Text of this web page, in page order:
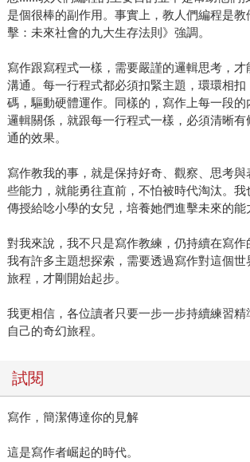
是個很棒的副作用。事實上，教人們編程是教
擊：未來社會的九大生存法則》強調。
寫作跟寫程式一樣，需要嚴謹的邏輯思考，才
溝通。每一行程式都必須扣緊主題，環環相
碼，驅動硬體運作。同樣的，寫作上每一段的
邏輯關係，就跟每一行程式一樣，必須清晰
通的效果。
寫作教我的事，就是保持好奇、觀察、思考與
些能力，就能勇往直前，不怕被時代淘汰。
傳授給唸小學的女兒，培養她們進擊未來的能
對我來說，我不只是寫作教練，仍持續在寫作
我有許多主題想探索，需要透過寫作對這個
旅程，才剛開始起步。
我更相信，各位讀者只要一步一步持續練習精
自己的奇幻旅程。
試閱
寫作，簡潔傳達你的見解
這是寫作者崛起的時代。